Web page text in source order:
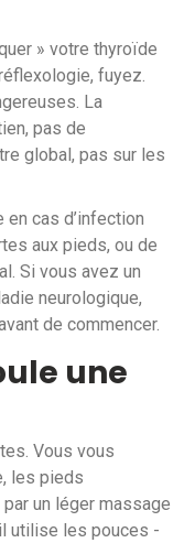
» votre thyroïde
fuyez.
La
pas de
global, pas sur les
en cas d’infection
aux pieds, ou de
Si vous avez un
neurologique,
de commencer.
une
Vous vous
les pieds
un léger massage
utilise les pouces -